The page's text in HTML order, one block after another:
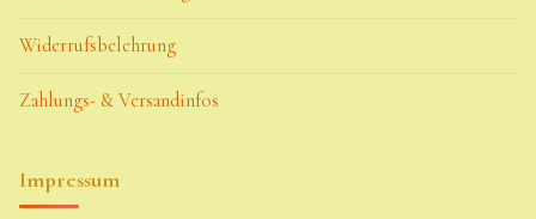
Widerrufsbelehrung
Zahlungs- & Versandinfos
Impressum